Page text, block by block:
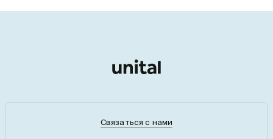
Связаться с нами